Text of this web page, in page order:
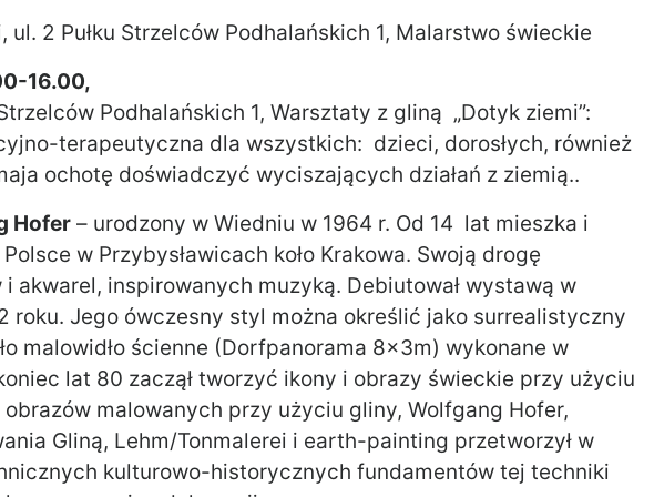
ul. 2 Pułku Strzelców Podhalańskich 1, Malarstwo świeckie
16.00,
Podhalańskich 1, Warsztaty z gliną „Dotyk ziemi”:
terapeutyczna dla wszystkich: dzieci, dorosłych, również
ochotę doświadczyć wyciszających działań z ziemią..
Hofer – urodzony w Wiedniu w 1964 r. Od 14 lat mieszka i
w Przybysławicach koło Krakowa. Swoją drogę
akwarel, inspirowanych muzyką. Debiutował wystawą w
roku. Jego ówczesny styl można określić jako surrealistyczny
malowidło ścienne (Dorfpanorama 8x3m) wykonane w
lat 80 zaczął tworzyć ikony i obrazy świeckie przy użyciu
malowanych przy użyciu gliny, Wolfgang Hofer,
Gliną, Lehm/Tonmalerei i earth-painting przetworzył w
kulturowo-historycznych fundamentów tej techniki